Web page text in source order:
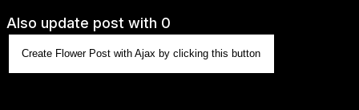
Also update post with 0
Create Flower Post with Ajax by clicking this button